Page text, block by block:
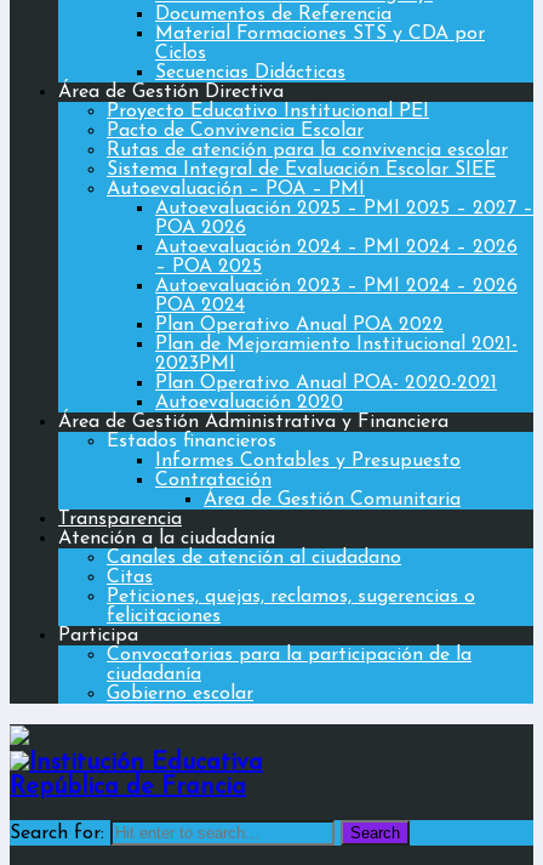
Documentos de Referencia
Material Formaciones STS y CDA por
Ciclos
Secuencias Didácticas
Área de Gestión Directiva
Proyecto Educativo Institucional PEI
Pacto de Convivencia Escolar
Rutas de atención para la convivencia escolar
Sistema Integral de Evaluación Escolar SIEE
Autoevaluación – POA – PMI
Autoevaluación 2025 – PMI 2025 – 2027 –
POA 2026
Autoevaluación 2024 – PMI 2024 – 2026
– POA 2025
Autoevaluación 2023 – PMI 2024 – 2026
POA 2024
Plan Operativo Anual POA 2022
Plan de Mejoramiento Institucional 2021-
2023PMI
Plan Operativo Anual POA- 2020-2021
Autoevaluación 2020
Área de Gestión Administrativa y Financiera
Estados financieros
Informes Contables y Presupuesto
Contratación
Área de Gestión Comunitaria
Transparencia
Atención a la ciudadanía
Canales de atención al ciudadano
Citas
Peticiones, quejas, reclamos, sugerencias o
felicitaciones
Participa
Convocatorias para la participación de la
ciudadanía
Gobierno escolar
Search for: